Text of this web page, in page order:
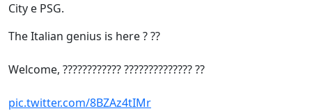
City e PSG.
The Italian genius is here ? ??
Welcome, ???????????? ?????????????? ??
pic.twitter.com/8BZAz4tIMr